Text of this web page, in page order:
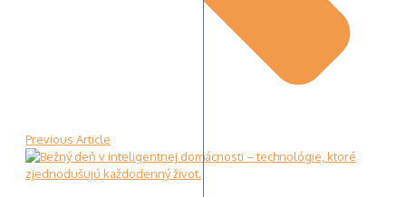
Previous Article